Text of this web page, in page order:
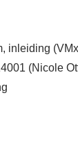
inleiding
(Nicole